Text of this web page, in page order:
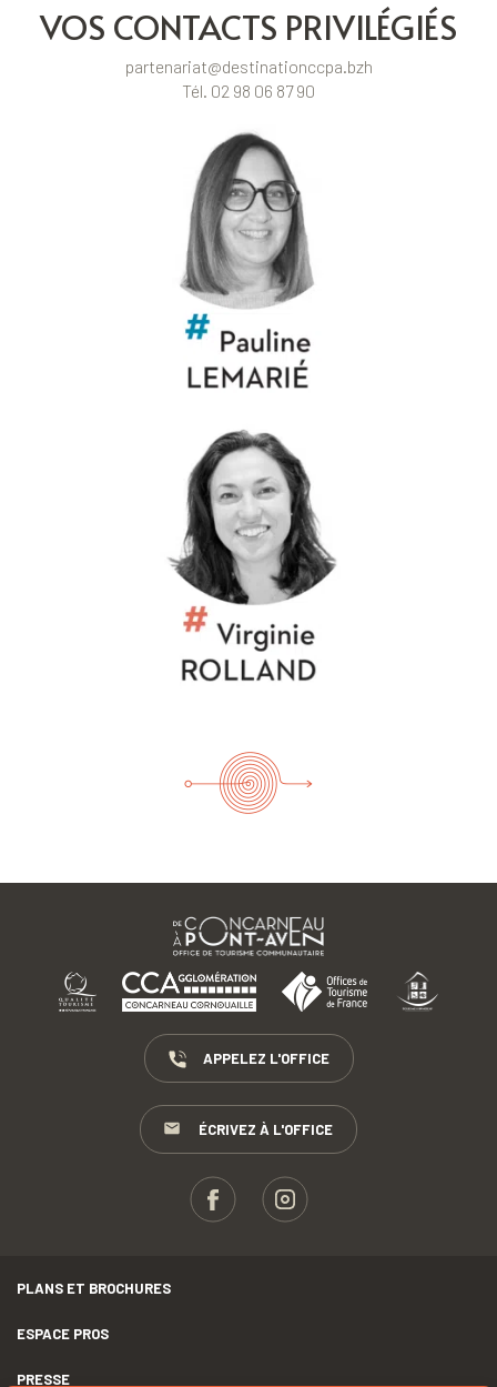
VOS CONTACTS PRIVILÉGIÉS
partenariat@destinationccpa.bzh
Tél. 02 98 06 87 90
APPELEZ L'OFFICE
ÉCRIVEZ À L'OFFICE
PLANS ET BROCHURES
ESPACE PROS
PRESSE